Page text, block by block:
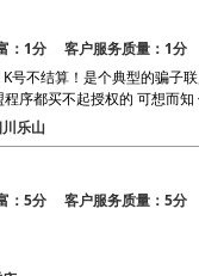
：1分 客户服务质量：1分
号不结算！是个典型的骗子
序都买不起授权的 可想而
乐山
：5分 客户服务质量：5分